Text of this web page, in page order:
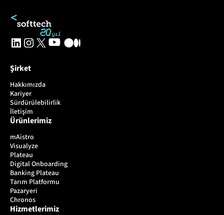
Şirket
Hakkımızda
Kariyer
Sürdürülebilirlik
İletişim
Ürünlerimiz
mAistro
Visualyze
Plateau
Digital Onboarding
Banking Plateau
Tarım Platformu
Pazaryeri
Chronos
Hizmetlerimiz